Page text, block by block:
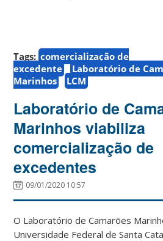
Tags: comercialização de
excedente
Laboratório de
Marinhos
LCM
Laboratório de
Marinhos viabiliza
comercialização de
excedentes
09/01/2020 10:57
O Laboratório de Camarões
Universidade Federal de Santa